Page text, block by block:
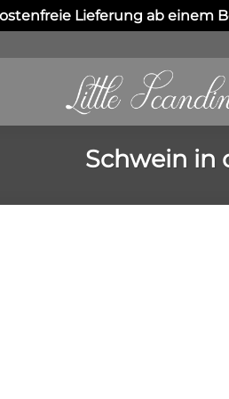
Lieferung ab einem
Schwein in